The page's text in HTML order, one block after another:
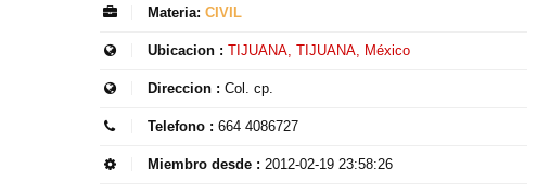
Materia: CIVIL
Ubicacion : TIJUANA, TIJUANA, México
Direccion : Col. cp.
Telefono : 664 4086727
Miembro desde : 2012-02-19 23:58:26